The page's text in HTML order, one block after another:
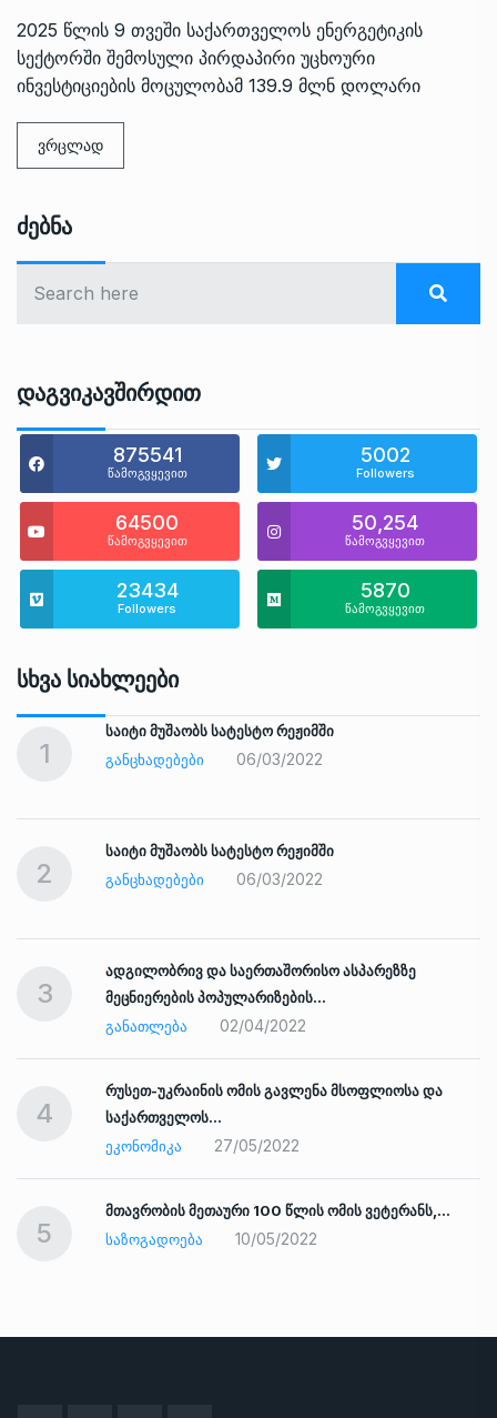
2025 წლის 9 თვეში საქართველოს ენერგეტიკის
სექტორში შემოსული პირდაპირი უცხოური
ინვესტიციების მოცულობამ 139.9 მლნ დოლარი
ვრცლად
Ძებნა
Დაგვიკავშირდით
875541
წამოგვყევით
5002
Followers
64500
წამოგვყევით
50,254
წამოგვყევით
23434
Followers
5870
წამოგვყევით
Სხვა Სიახლეები
1
საიტი მუშაობს სატესტო რეჟიმში
ᲒᲐᲜᲪᲮᲐᲓᲔᲑᲔᲑᲘ
06/03/2022
2
საიტი მუშაობს სატესტო რეჟიმში
ᲒᲐᲜᲪᲮᲐᲓᲔᲑᲔᲑᲘ
06/03/2022
3
ადგილობრივ და საერთაშორისო ასპარეზზე
მეცნიერების პოპულარიზების…
ᲒᲐᲜᲐᲗᲚᲔᲑᲐ
02/04/2022
4
რუსეთ-უკრაინის ომის გავლენა მსოფლიოსა და
საქართველოს…
ᲔᲙᲝᲜᲝᲛᲘᲙᲐ
27/05/2022
5
მთავრობის მეთაური 100 წლის ომის ვეტერანს,…
ᲡᲐᲖᲝᲒᲐᲓᲝᲔᲑᲐ
10/05/2022